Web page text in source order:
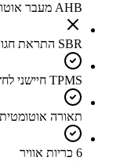
AHB מעבר אוטומטי לאורות גבוהים
SBR התראת חגורת בטיחות
TPMS חיישני לחץ אוויר
תאורה אוטומטית
6 כריות אוויר